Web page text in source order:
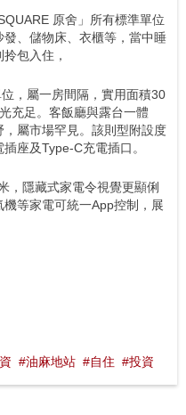
原舍」所有標準單位
、儲物床、衣櫃等，當中睡
包入住，
，屬一房間隔，實用面積30
充足。客飯廳與露台一體
屬市場罕見。該則型附設度
座及Type-C充電插口。
，隱藏式家電令視覺更顯俐
等家電可統一App控制，展
#油麻地站 #自住 #投資